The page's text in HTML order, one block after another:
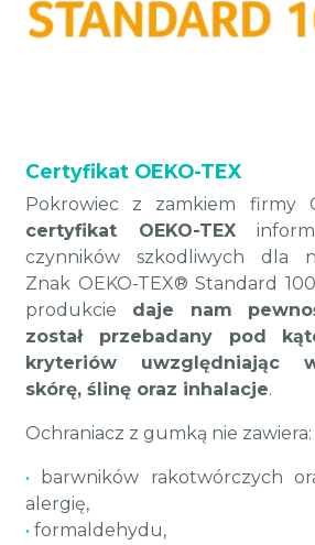
Certyfikat OEKO-TEX
Pokrowiec z zamkiem firmy
certyfikat OEKO-TEX
czynników szkodliwych dla
Znak OEKO-TEX® Standard
produkcie daje nam
został przebadany pod
kryteriów uwzględniając
skórę, ślinę oraz inhalacje.
Ochraniacz z gumką nie zawiera:
• barwników rakotwórczych
alergię,
• formaldehydu,